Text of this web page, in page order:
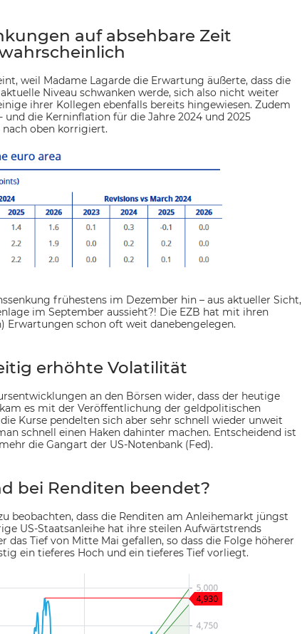
auf absehbare Zeit
weil Madame Lagarde die Erwartung äußerte, dass die
Niveau schwanken werde, sich also nicht weiter
ihrer Kollegen ebenfalls bereits hingewiesen. Zudem
die Kerninflation für die Jahre 2024 und 2025
oben korrigiert.
frühestens im Dezember hin – aus aktueller Sicht,
im September aussieht?! Die EZB hat mit ihren
Erwartungen schon oft weit danebengelegen.
erhöhte Volatilität
an den Börsen wider, dass der heutige
es mit der Veröffentlichung der geldpolitischen
Kurse pendelten sich aber sehr schnell wieder unweit
schnell einen Haken dahinter machen. Entscheidend ist
die Gangart der US-Notenbank (Fed).
bei Renditen beendet?
beobachten, dass die Renditen am Anleihemarkt jüngst
US-Staatsanleihe hat ihre steilen Aufwärtstrends
das Tief von Mitte Mai gefallen, so dass die Folge höherer
ein tieferes Hoch und ein tieferes Tief vorliegt.